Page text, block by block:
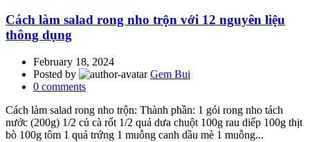
Cách làm salad rong nho trộn với 12 nguyên liệu
thông dụng
February 18, 2024
Posted by
Gem Bui
0 comments
Cách làm salad rong nho trộn: Thành phần: 1 gói rong nho tách
nước (200g) 1/2 củ cà rốt 1/2 quả dưa chuột 100g rau diếp 100g thịt
bò 100g tôm 1 quả trứng 1 muỗng canh dầu mè 1 muỗng...